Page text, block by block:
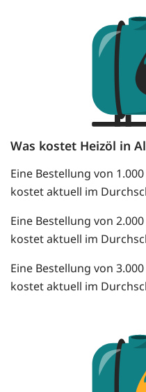
Was kostet Heizöl in
Eine Bestellung von
kostet aktuell im
Eine Bestellung von
kostet aktuell im
Eine Bestellung von
kostet aktuell im